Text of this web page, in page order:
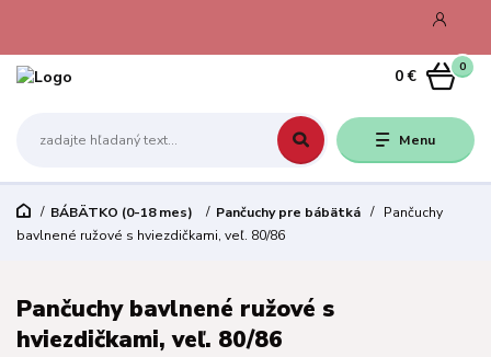
Menu
0
0 €
BÁBÄTKO (0-18 mes) Pančuchy pre bábätká
Pančuchy
bavlnené ružové s hviezdičkami, veľ. 80/86
Pančuchy bavlnené ružové s
hviezdičkami, veľ. 80/86